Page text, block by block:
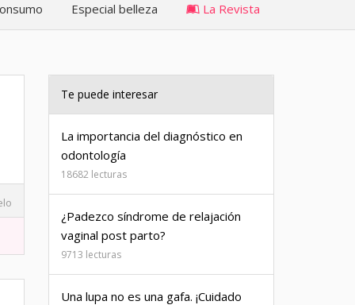
Especial belleza La Revista
Te puede interesar
La importancia del diagnóstico en
odontología
18682 lecturas
¿Padezco síndrome de relajación
vaginal post parto?
9713 lecturas
Una lupa no es una gafa. ¡Cuidado